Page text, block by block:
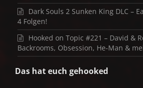
Dark Souls 2 Sunken King DLC –
4 Folgen!
Hooked on Topic #221 – David &
Backrooms, Obsession, He-Man &
Das hat euch gehooked